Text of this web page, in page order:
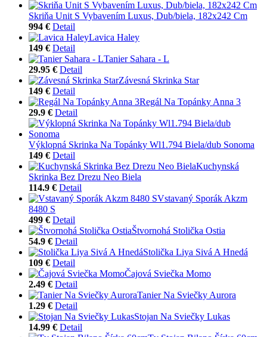
Skriňa Unit S Vybavením Luxus, Dub/biela, 182x242 Cm
994 € Detail
Lavica Haley
149 € Detail
Tanier Sahara - L
29.95 € Detail
Závesná Skrinka Star
149 € Detail
Regál Na Topánky Anna 3
29.9 € Detail
Výklopná Skrinka Na Topánky Wl1.794 Biela/dub Sonoma
149 € Detail
Kuchynská
Skrinka Bez Drezu Neo Biela
114.9 € Detail
Vstavaný Sporák Akzm
8480 S
499 € Detail
Štvornohá Stolička Ostia
54.9 € Detail
Stolička Liya Sivá A Hnedá
109 € Detail
Čajová Sviečka Momo
2.49 € Detail
Tanier Na Sviečky Aurora
1.29 € Detail
Stojan Na Sviečky Lukas
14.99 € Detail